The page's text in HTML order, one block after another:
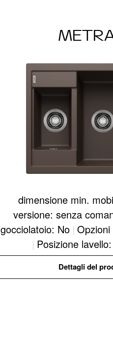
dimensione min.
versione: senza
gocciolatoio: No | Opzioni
| Posizione
Dettagli del